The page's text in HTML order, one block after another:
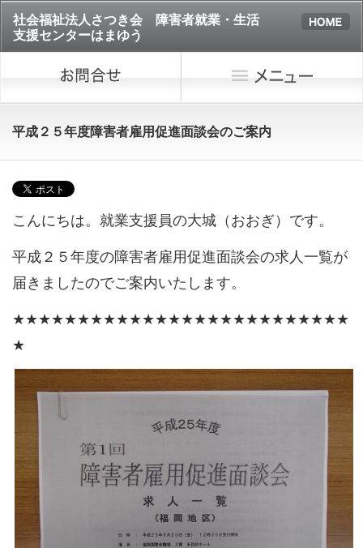
社会福祉法人さつき会 障害者就業・生活
支援センターはまゆう
平成２５年度障害者雇用促進面談会のご案内
こんにちは。就業支援員の大城（おおぎ）です。
平成２５年度の障害者雇用促進面談会の求人一覧が
届きましたのでご案内いたします。
★★★★★★★★★★★★★★★★★★★★★★★★★★
★